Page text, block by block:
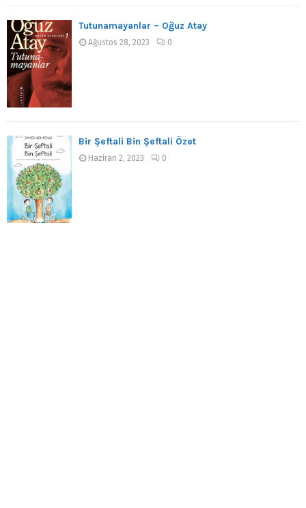
Tutunamayanlar – Oğuz Atay
Ağustos 28, 2023 0
Bir Şeftali Bin Şeftali Özet
Haziran 2, 2023 0